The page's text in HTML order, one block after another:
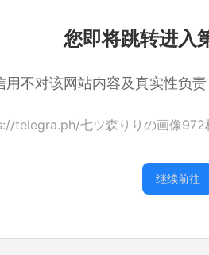
您即将跳转进入
用不对该网站内容及真实性负
telegra.ph/七ツ森りりの画像972
继续前往